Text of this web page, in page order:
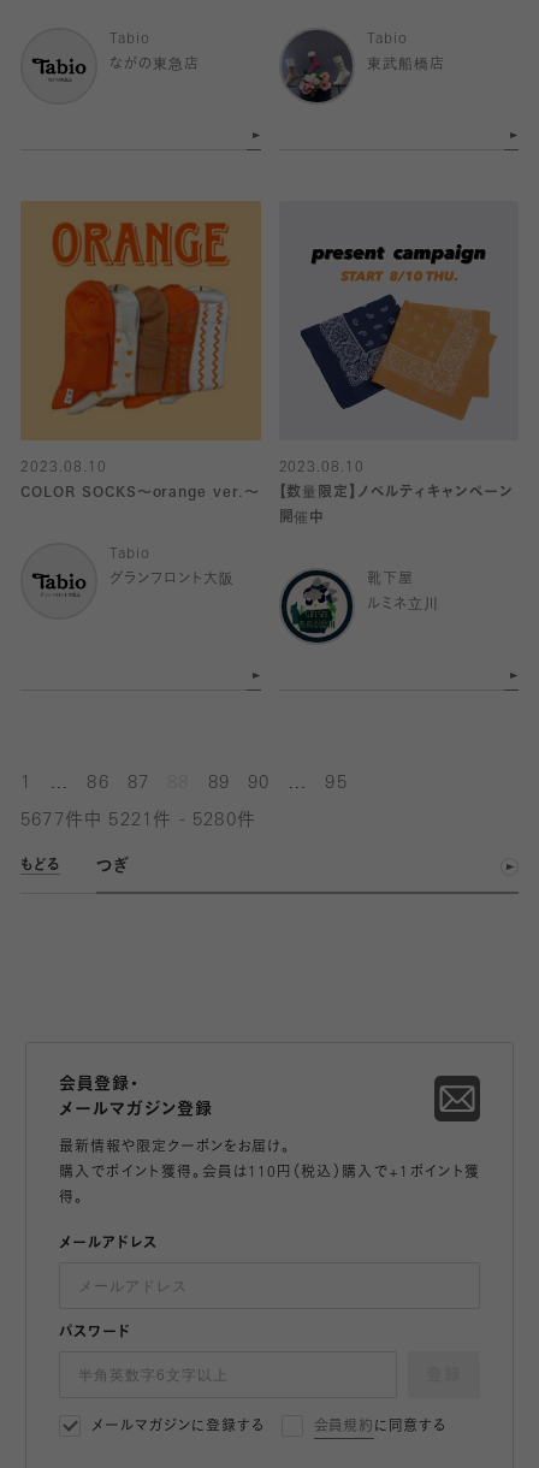
Tabio
ながの東急店
Tabio
東武船橋店
2023.08.10
COLOR SOCKS〜orange ver.〜
Tabio
グランフロント大阪
2023.08.10
【数量限定】ノベルティキャンペーン
開催中
靴下屋
ルミネ立川
1 ... 86 87 89 90 ... 95
5677件中 5221件 - 5280件
もどる つぎ
会員登録・
メールマガジン登録
最新情報や限定クーポンをお届け。
購入でポイント獲得。会員は110円（税込）購入で+1ポイント獲
得。
メールアドレス
パスワード
メールマガジンに登録する 会員規約 に同意する